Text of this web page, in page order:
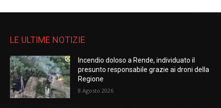
LE ULTIME NOTIZIE
Incendio doloso a Rende, individuato il
presunto responsabile grazie ai droni della
Regione
8 Agosto 2026